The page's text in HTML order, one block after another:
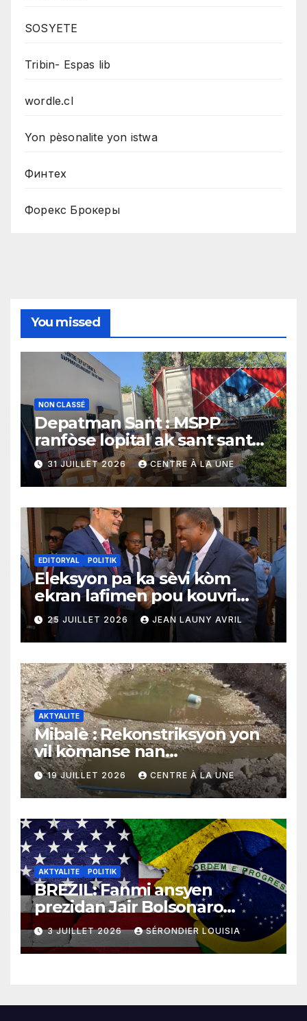
SOSYETE
Tribin- Espas lib
wordle.cl
Yon pèsonalite yon istwa
Финтех
Форекс Брокеры
You missed
NON CLASSÉ
Depatman Sant : MSPP
ranfòse lopital ak sant sante
yo ak yon enpòtan kagezon
materyèl medikal
31 JUILLET 2026 CENTRE À LA UNE
EDITORYAL POLITIK
Eleksyon pa ka sèvi kòm
ekran lafimen pou kouvri
echèk tranzisyon an
25 JUILLET 2026 JEAN LAUNY AVRIL
AKTYALITE
Mibalè : Rekonstriksyon yon
vil kòmanse nan
rekonstriksyon lespri moun
yo
19 JUILLET 2026 CENTRE À LA UNE
AKTYALITE POLITIK
BREZIL: Fanmi ansyen
prezidan Jair Bolsonaro
mande gouvènman
ameriken an ogmante taks
sou tout pwodui Brezil ap
3 JUILLET 2026 SÉRONDIER LOUISIA